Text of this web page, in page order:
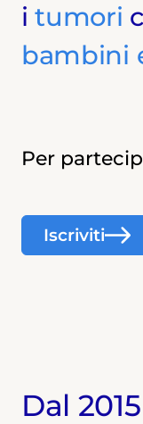
itumori
bambini
Per
Iscriviti
Dal